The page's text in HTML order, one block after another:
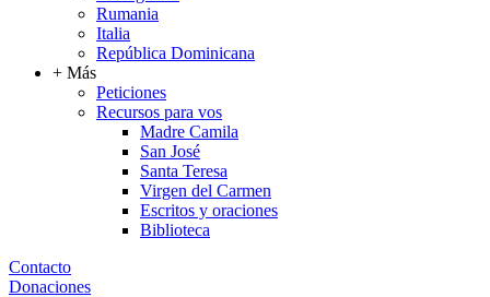
Rumania
Italia
República Dominicana
+ Más
Peticiones
Recursos para vos
Madre Camila
San José
Santa Teresa
Virgen del Carmen
Escritos y oraciones
Biblioteca
Contacto
Donaciones